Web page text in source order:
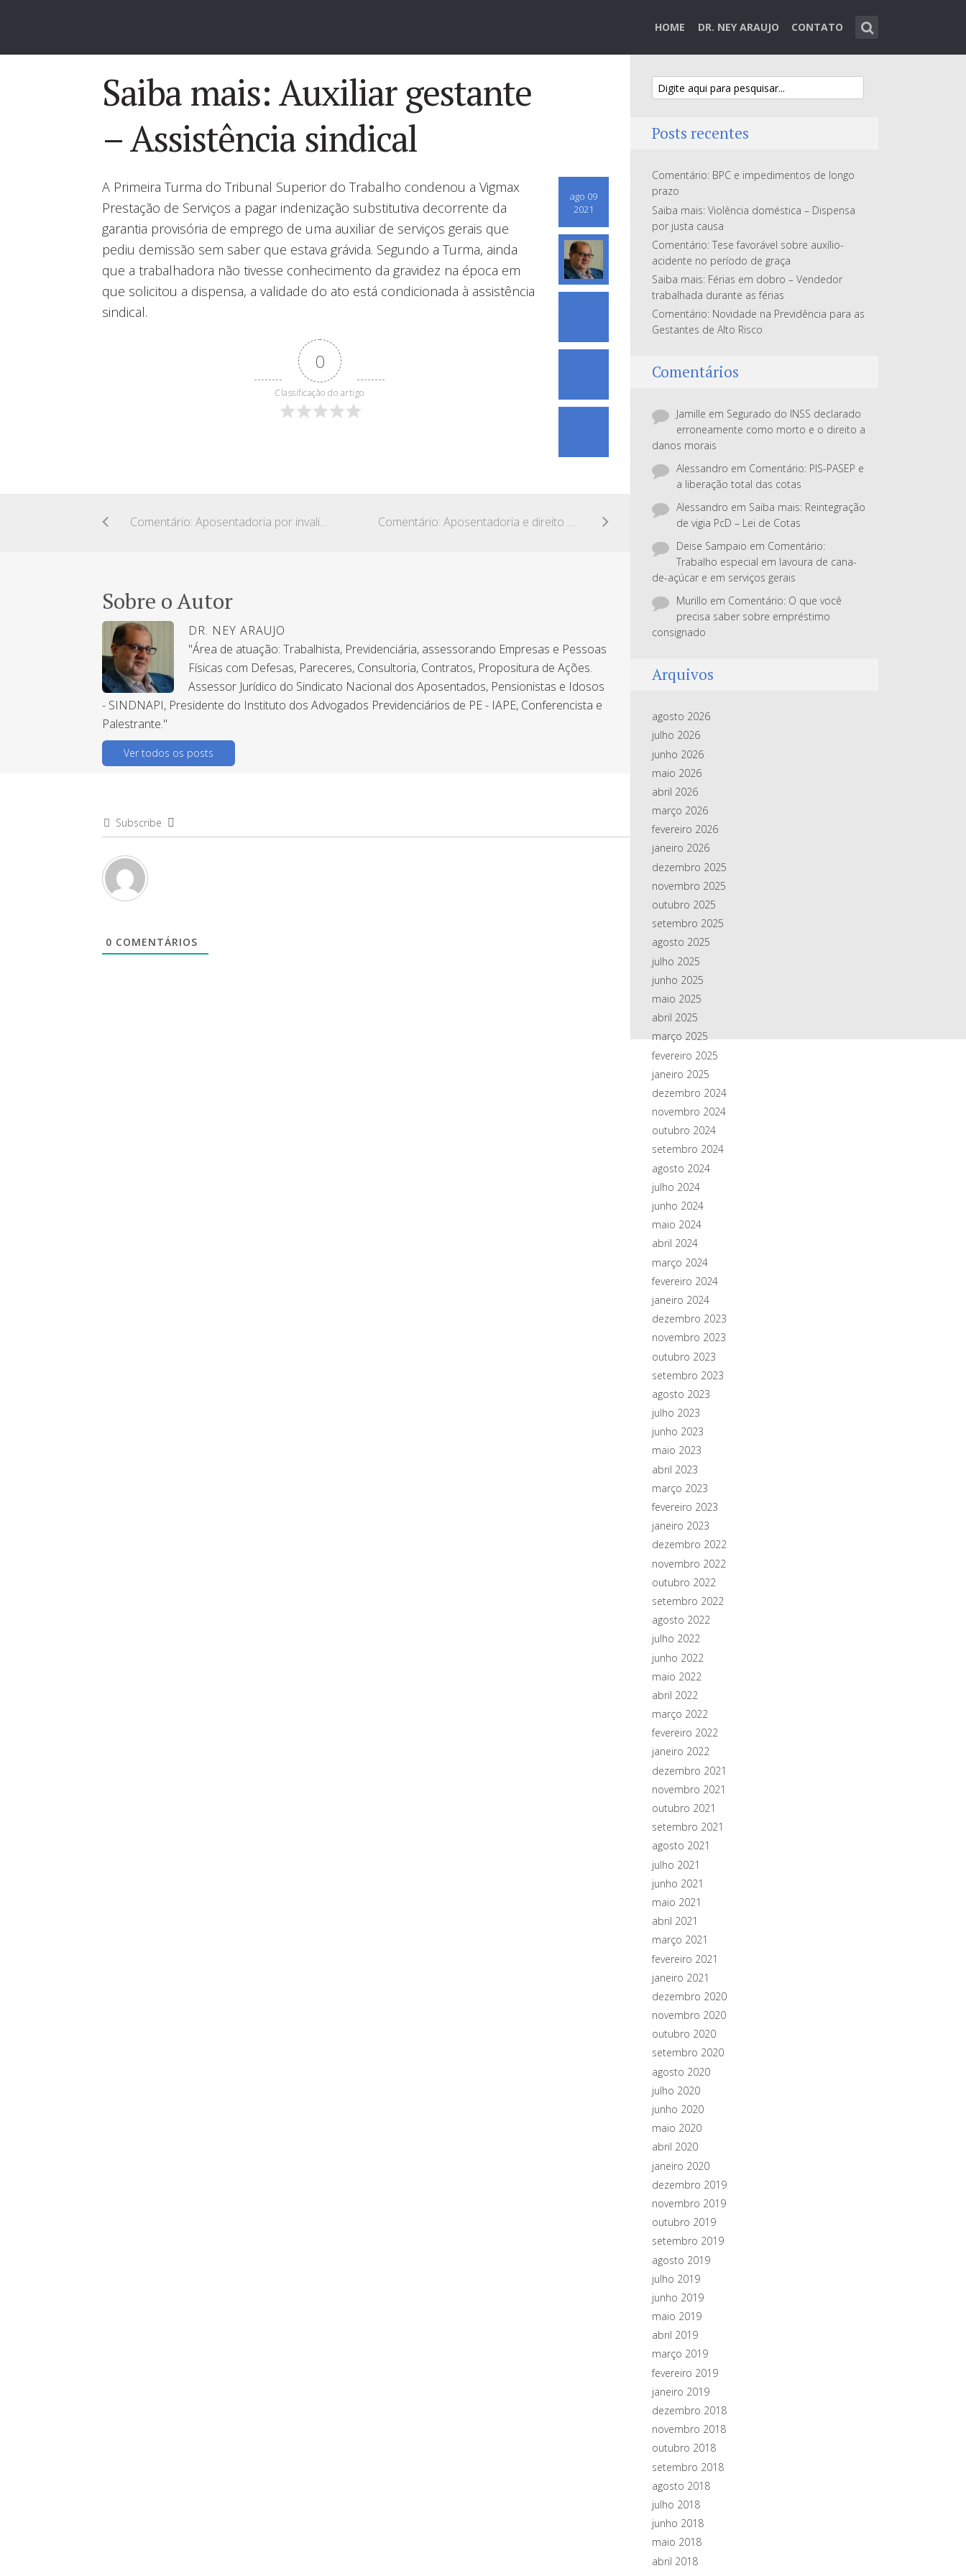
HOME DR. NEY ARAUJO CONTATO
Saiba mais: Auxiliar gestante
– Assistência sindical
ago 09
2021
A Primeira Turma do Tribunal Superior do Trabalho condenou a Vigmax
Prestação de Serviços a pagar indenização substitutiva decorrente da
garantia provisória de emprego de uma auxiliar de serviços gerais que
pediu demissão sem saber que estava grávida. Segundo a Turma, ainda
que a trabalhadora não tivesse conhecimento da gravidez na época em
que solicitou a dispensa, a validade do ato está condicionada à assistência
sindical.
0
Classificação do artigo
Comentário: Aposentadoria por invalidez contrária ao laudo médico pericial Comentário: Aposentadoria e direito adquirido
Sobre o Autor
DR. NEY ARAUJO
"Área de atuação: Trabalhista, Previdenciária, assessorando Empresas e Pessoas
Físicas com Defesas, Pareceres, Consultoria, Contratos, Propositura de Ações.
Assessor Jurídico do Sindicato Nacional dos Aposentados, Pensionistas e Idosos
- SINDNAPI, Presidente do Instituto dos Advogados Previdenciários de PE - IAPE, Conferencista e
Palestrante."
Ver todos os posts
Subscribe
0 COMENTÁRIOS
Posts recentes
Comentário: BPC e impedimentos de longo
prazo
Saiba mais: Violência doméstica – Dispensa
por justa causa
Comentário: Tese favorável sobre auxílio-
acidente no período de graça
Saiba mais: Férias em dobro – Vendedor
trabalhada durante as férias
Comentário: Novidade na Previdência para as
Gestantes de Alto Risco
Comentários
Jamille em Segurado do INSS declarado
erroneamente como morto e o direito a
danos morais
Alessandro em Comentário: PIS-PASEP e
a liberação total das cotas
Alessandro em Saiba mais: Reintegração
de vigia PcD – Lei de Cotas
Deise Sampaio em Comentário:
Trabalho especial em lavoura de cana-
de-açúcar e em serviços gerais
Murillo em Comentário: O que você
precisa saber sobre empréstimo
consignado
Arquivos
agosto 2026
julho 2026
junho 2026
maio 2026
abril 2026
março 2026
fevereiro 2026
janeiro 2026
dezembro 2025
novembro 2025
outubro 2025
setembro 2025
agosto 2025
julho 2025
junho 2025
maio 2025
abril 2025
março 2025
fevereiro 2025
janeiro 2025
dezembro 2024
novembro 2024
outubro 2024
setembro 2024
agosto 2024
julho 2024
junho 2024
maio 2024
abril 2024
março 2024
fevereiro 2024
janeiro 2024
dezembro 2023
novembro 2023
outubro 2023
setembro 2023
agosto 2023
julho 2023
junho 2023
maio 2023
abril 2023
março 2023
fevereiro 2023
janeiro 2023
dezembro 2022
novembro 2022
outubro 2022
setembro 2022
agosto 2022
julho 2022
junho 2022
maio 2022
abril 2022
março 2022
fevereiro 2022
janeiro 2022
dezembro 2021
novembro 2021
outubro 2021
setembro 2021
agosto 2021
julho 2021
junho 2021
maio 2021
abril 2021
março 2021
fevereiro 2021
janeiro 2021
dezembro 2020
novembro 2020
outubro 2020
setembro 2020
agosto 2020
julho 2020
junho 2020
maio 2020
abril 2020
janeiro 2020
dezembro 2019
novembro 2019
outubro 2019
setembro 2019
agosto 2019
julho 2019
junho 2019
maio 2019
abril 2019
março 2019
fevereiro 2019
janeiro 2019
dezembro 2018
novembro 2018
outubro 2018
setembro 2018
agosto 2018
julho 2018
junho 2018
maio 2018
abril 2018